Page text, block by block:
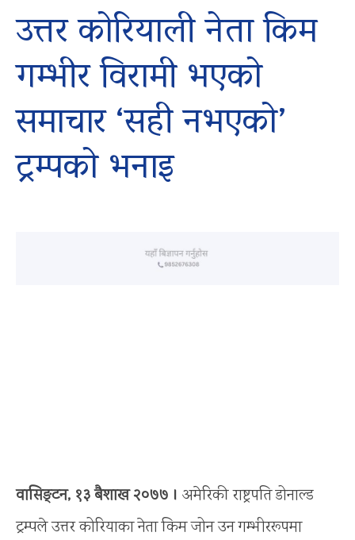
उत्तर कोरियाली नेता किम
गम्भीर विरामी भएको
समाचार ‘सही नभएको’
ट्रम्पको भनाइ
वासिङ्टन, १३ बैशाख २०७७ । अमेरिकी राष्ट्रपति डोनाल्ड
ट्रम्पले उत्तर कोरियाका नेता किम जोन उन गम्भीररूपमा